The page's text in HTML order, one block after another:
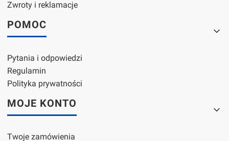
Zwroty i reklamacje
POMOC
Pytania i odpowiedzi
Regulamin
Polityka prywatności
MOJE KONTO
Twoje zamówienia